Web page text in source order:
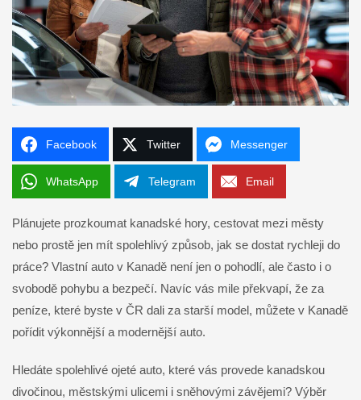
Facebook Twitter Messenger
WhatsApp Telegram Email
Plánujete prozkoumat kanadské hory, cestovat mezi městy
nebo prostě jen mít spolehlivý způsob, jak se dostat rychleji do
práce? Vlastní auto v Kanadě není jen o pohodlí, ale často i o
svobodě pohybu a bezpečí. Navíc vás mile překvapí, že za
peníze, které byste v ČR dali za starší model, můžete v Kanadě
pořídit výkonnější a modernější auto.
Hledáte spolehlivé ojeté auto, které vás provede kanadskou
divočinou, městskými ulicemi i sněhovými závějemi? Výběr